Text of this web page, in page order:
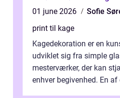
01 june 2026
Sofie
print til kage
Kagedekoration er en
udviklet sig fra simple
mesterværker, der kan
enhver begivenhed. En af